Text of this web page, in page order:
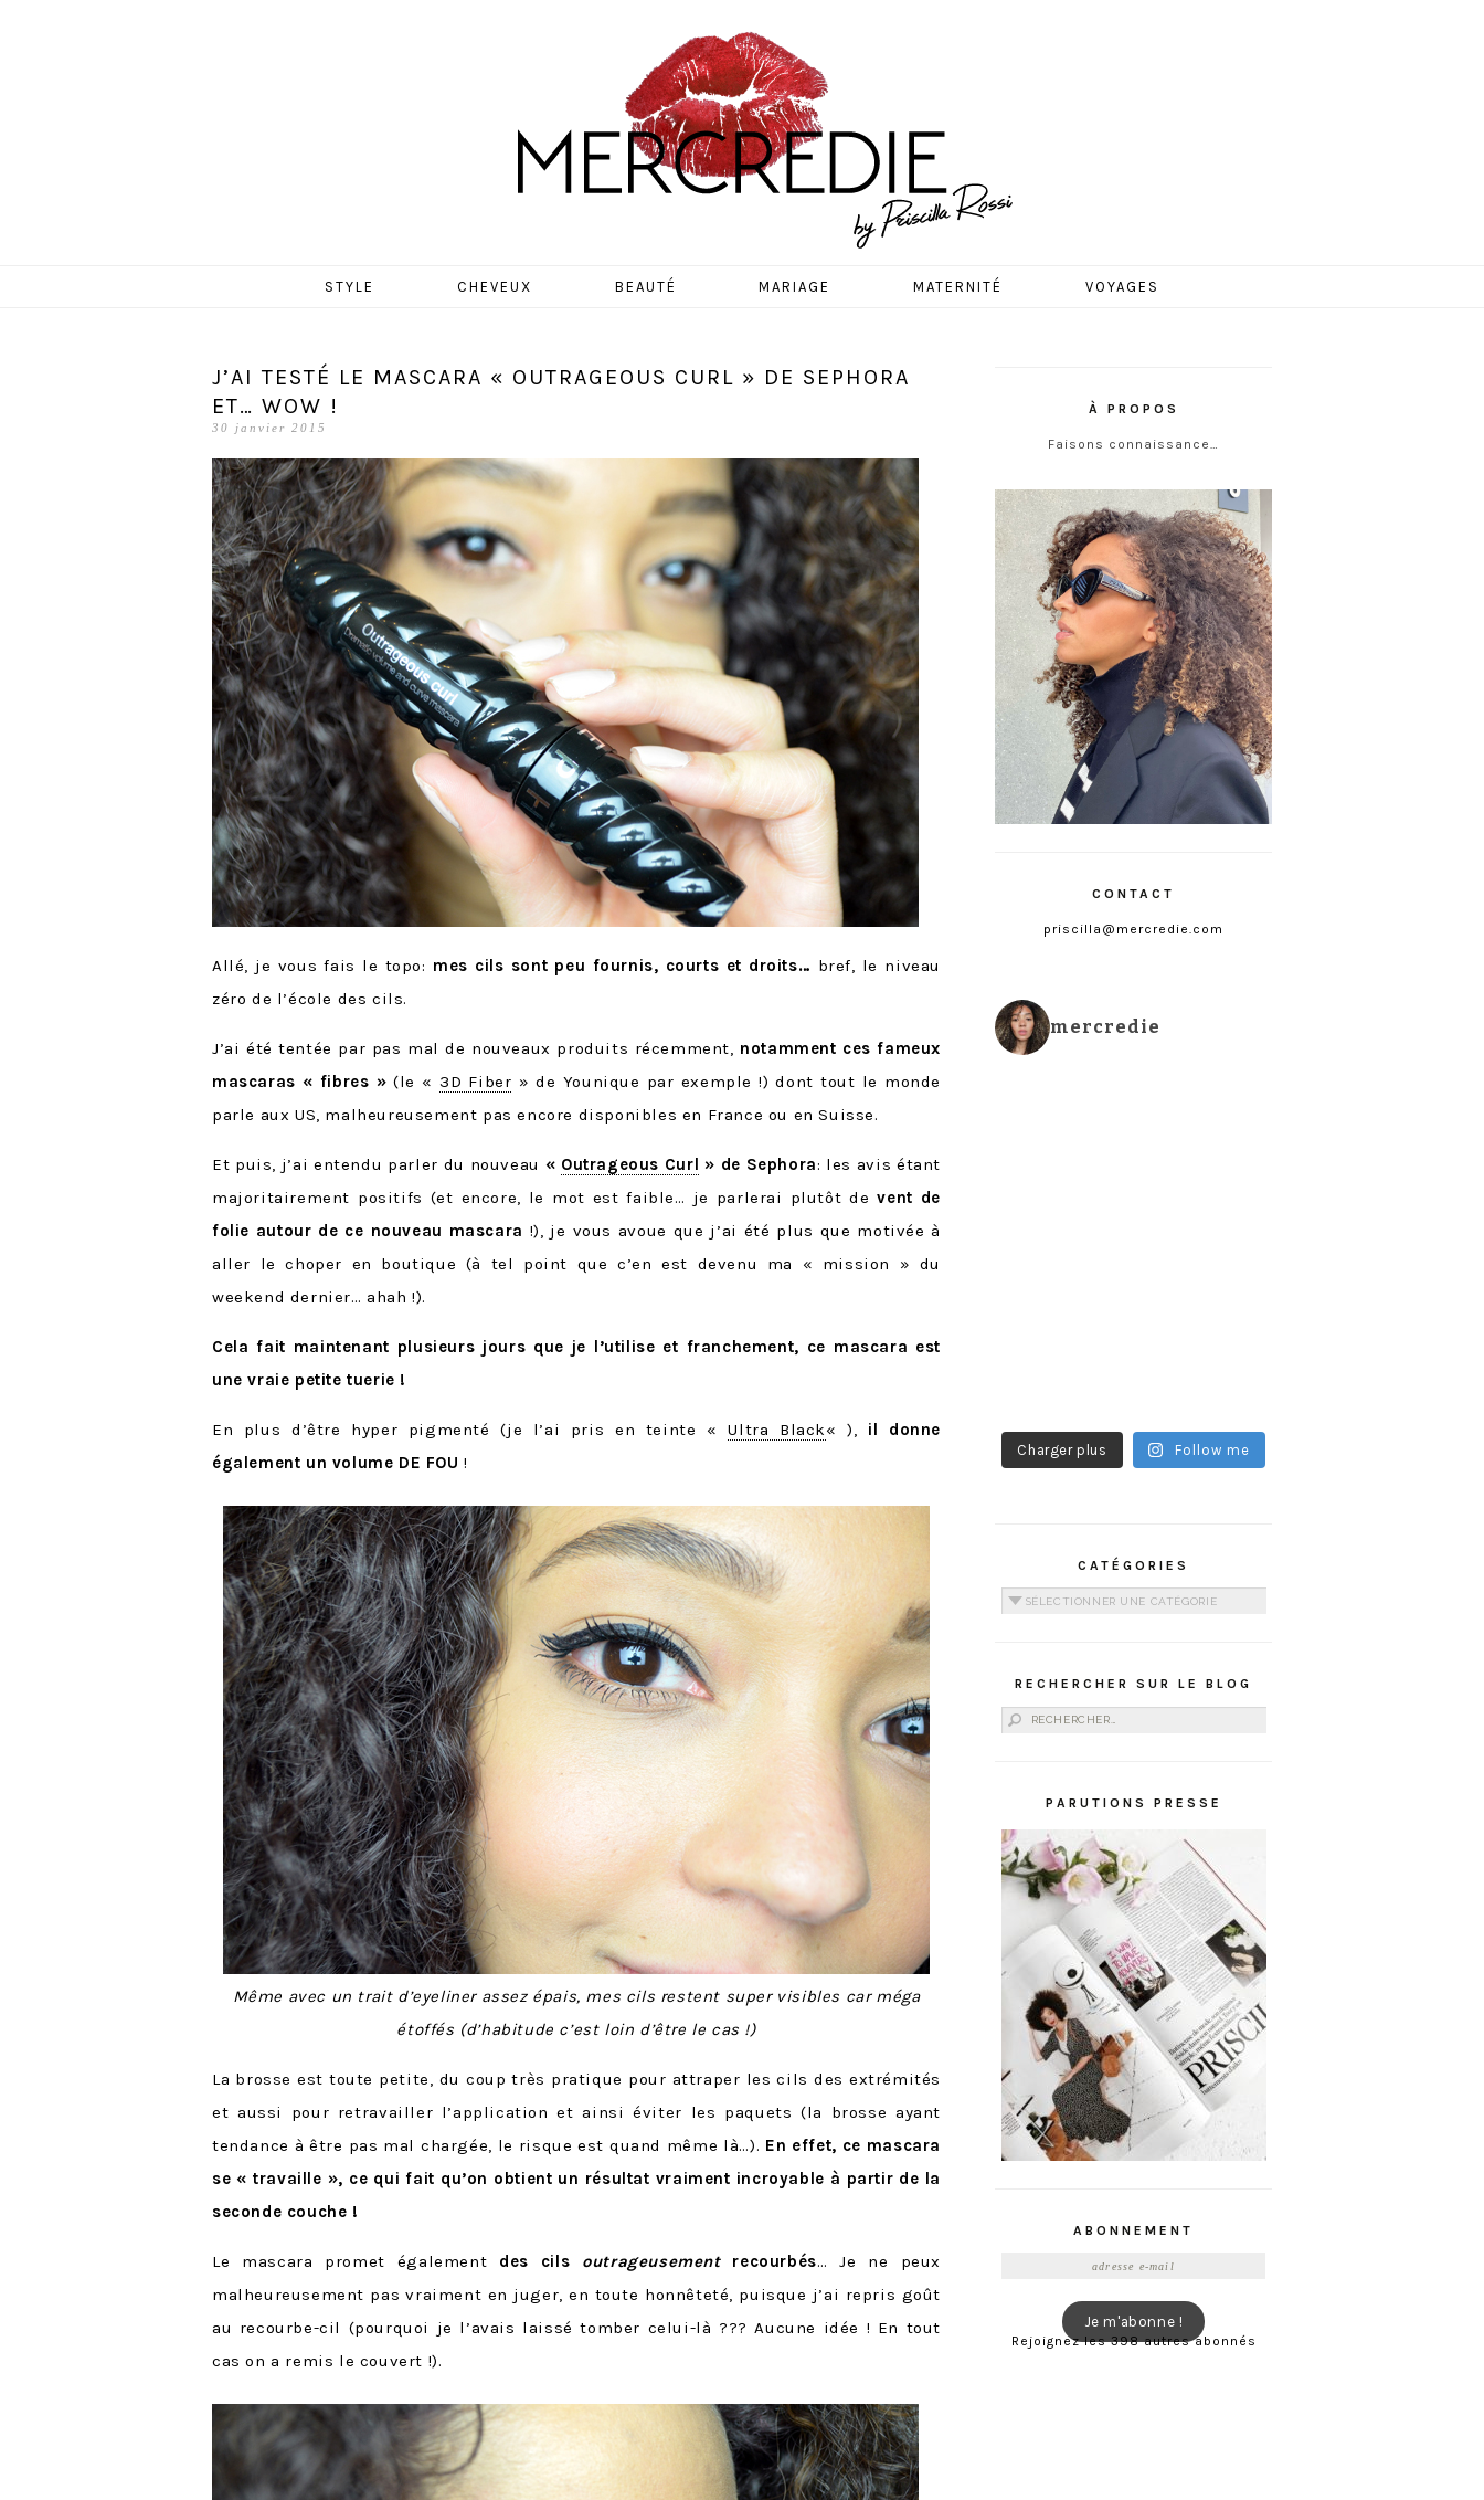
MERCREDIE
STYLE CHEVEUX BEAUTÉ MARIAGE MATERNITÉ VOYAGES
J’AI TESTÉ LE MASCARA « OUTRAGEOUS CURL » DE SEPHORA
ET… WOW !
30 janvier 2015
Allé, je vous fais le topo: mes cils sont peu fournis, courts et droits… bref, le niveau
zéro de l’école des cils.
J’ai été tentée par pas mal de nouveaux produits récemment, notamment ces fameux
mascaras « fibres » (le «3D Fiber » de Younique par exemple !) dont tout le monde
parle aux US, malheureusement pas encore disponibles en France ou en Suisse.
Et puis, j’ai entendu parler du nouveau « Outrageous Curl » de Sephora: les avis étant
majoritairement positifs (et encore, le mot est faible… je parlerai plutôt devent de
folie autour de ce nouveau mascara !), je vous avoue que j’ai été plus que motivée à
aller le choper en boutique (à tel point que c’en est devenu ma « mission » du
weekend dernier… ahah !).
Cela fait maintenant plusieurs jours que je l’utilise et franchement, ce mascara est
une vraie petite tuerie !
En plus d’être hyper pigmenté (je l’ai pris en teinte «Ultra Black« ), il donne
également un volume DE FOU !
Même avec un trait d’eyeliner assez épais, mes cils restent super visibles car méga
étoffés (d’habitude c’est loin d’être le cas !)
La brosse est toute petite, du coup très pratique pour attraper les cils des extrémités
et aussi pour retravailler l’application et ainsi éviter les paquets (la brosse ayant
tendance à être pas mal chargée, le risque est quand même là…). En effet, ce mascara
se « travaille », ce qui fait qu’on obtient un résultat vraiment incroyable à partir de la
seconde couche !
Le mascara promet également des cils outrageusementrecourbés… Je ne peux
malheureusement pas vraiment en juger, en toute honnêteté, puisque j’ai repris goût
au recourbe-cil (pourquoi je l’avais laissé tomber celui-là ??? Aucune idée ! En tout
cas on a remis le couvert !).
À PROPOS
Faisons connaissance…
CONTACT
priscilla@mercredie.com
mercredie
Charger plus Follow me
CATÉGORIES
Catégories
RECHERCHER SUR LE BLOG
Rechercher :
PARUTIONS PRESSE
ABONNEMENT
Je m'abonne !
Rejoignez les 398 autres abonnés